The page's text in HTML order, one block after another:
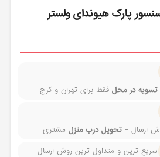
پارک هیوندای ولستر
تسویه در محل فقط برای تهران و کرج
ارسال -تحویل درب منزل مشتری
سریع ترین و متداول ترین روش ارسال